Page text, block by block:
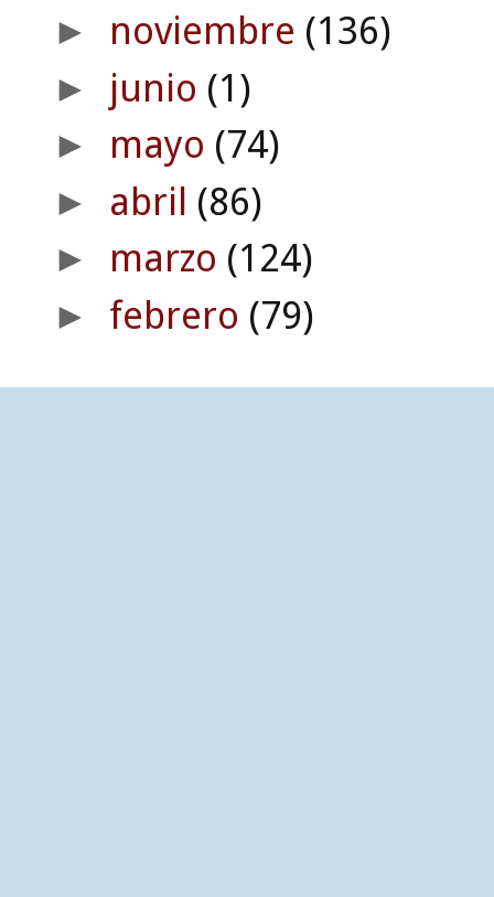
► noviembre (136)
► junio (1)
► mayo (74)
► abril (86)
► marzo (124)
► febrero (79)